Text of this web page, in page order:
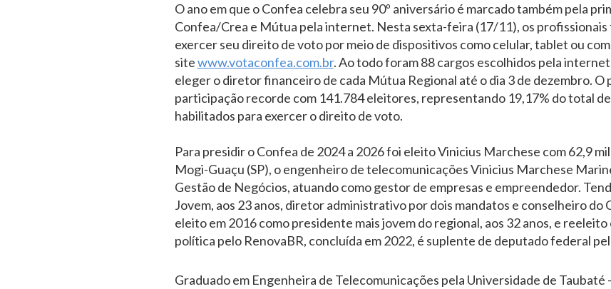
O ano em que o Confea celebra seu 90º aniversário é marcado também pela
Confea/Crea e Mútua pela internet. Nesta sexta-feira (17/11), os
exercer seu direito de voto por meio de dispositivos como celular, tablet ou
sitewww.votaconfea.com.br. Ao todo foram 88 cargos escolhidos pela
eleger o diretor financeiro de cada Mútua Regional até o dia 3 de dezembro. O
participação recorde com 141.784 eleitores, representando 19,17% do total
habilitados para exercer o direito de voto.
Para presidir o Confea de 2024 a 2026 foi eleito Vinicius Marchese com 62,9
Mogi-Guaçu (SP), o engenheiro de telecomunicações Vinicius Marchese
Gestão de Negócios, atuando como gestor de empresas e empreendedor.
Jovem, aos 23 anos, diretor administrativo por dois mandatos e conselheiro do
eleito em 2016 como presidente mais jovem do regional, aos 32 anos, e
política pelo RenovaBR, concluída em 2022, é suplente de deputado federal
Graduado em Engenheira de Telecomunicações pela Universidade de Taubaté